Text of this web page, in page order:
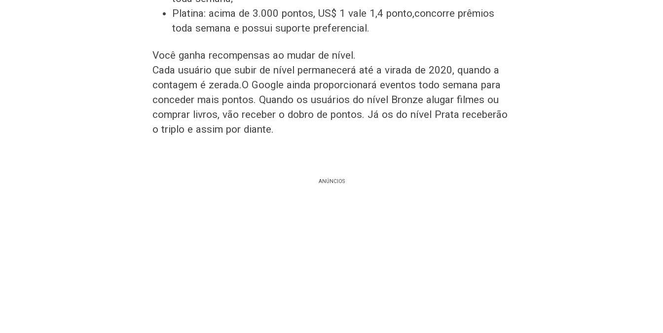
Platina: acima de 3.000 pontos, US$ 1 vale 1,4 ponto,concorre prêmios
toda semana e possui suporte preferencial.
Você ganha recompensas ao mudar de nível.
Cada usuário que subir de nível permanecerá até a virada de 2020, quando a
contagem é zerada.O Google ainda proporcionará eventos todo semana para
conceder mais pontos. Quando os usuários do nível Bronze alugar filmes ou
comprar livros, vão receber o dobro de pontos. Já os do nível Prata receberão
o triplo e assim por diante.
ANÚNCIOS